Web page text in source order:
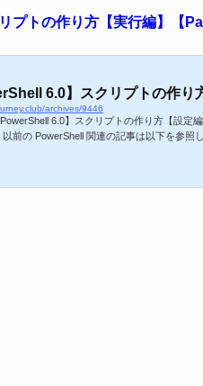
プトの作り方【実行編】【
6.0】スクリプトの作り
archives/9446
6.0】スクリプトの作り方【設定
前の PowerShell 関連の記事は以下を参照